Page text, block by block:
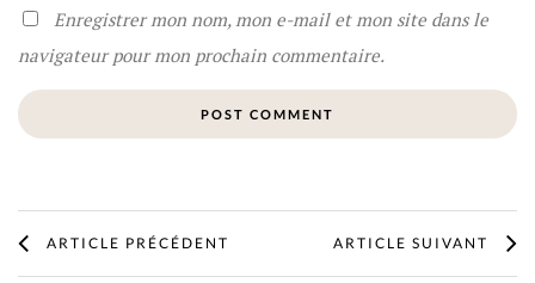
Enregistrer mon nom, mon e-mail et mon site dans le
navigateur pour mon prochain commentaire.
ARTICLE PRÉCÉDENT ARTICLE SUIVANT